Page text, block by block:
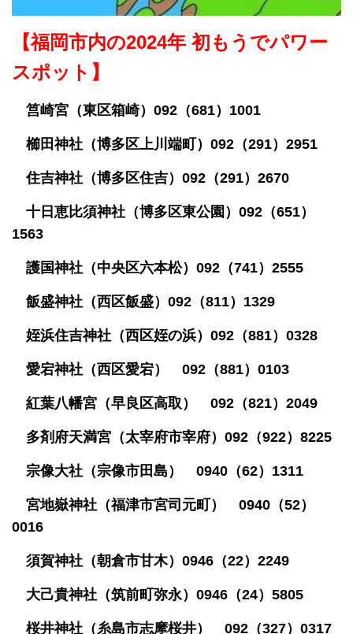
【福岡市内の2024年 初もうでパワー
スポット】
筥崎宮（東区箱崎）092（681）1001
櫛田神社（博多区上川端町）092（291）2951
住吉神社（博多区住吉）092（291）2670
十日恵比須神社（博多区東公園）092（651）
1563
護国神社（中央区六本松）092（741）2555
飯盛神社（西区飯盛）092（811）1329
姪浜住吉神社（西区姪の浜）092（881）0328
愛宕神社（西区愛宕） 092（881）0103
紅葉八幡宮（早良区高取） 092（821）2049
多剤府天満宮（太宰府市宰府）092（922）8225
宗像大社（宗像市田島） 0940（62）1311
宮地嶽神社（福津市宮司元町） 0940（52）
0016
須賀神社（朝倉市甘木）0946（22）2249
大己貴神社（筑前町弥永）0946（24）5805
桜井神社（糸島市志摩桜井） 092（327）0317